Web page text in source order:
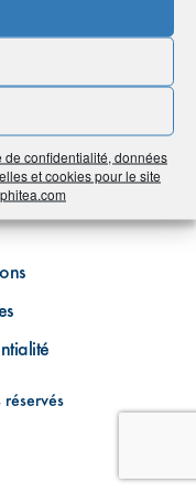
de confidentialité, données
et cookies pour le site